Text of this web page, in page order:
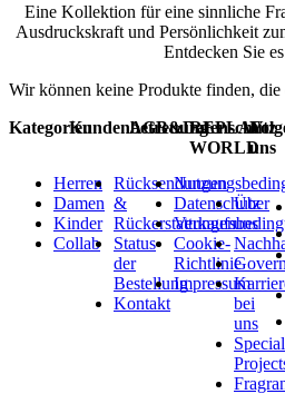
Eine Kollektion für eine sinnliche
Ausdruckskraft und Persönlichkeit
Entdecken Sie
Wir können keine Produkte finden, die
Kategorien
Herren
Damen
Kinder
Collab
Kundenbetreuung
Rücksendungen
&
Rückerstattungen
Status
der
Bestellung
Kontakt
AGB&Datenschutz
Datenschutz
Cookie-
Richtlinie
Impressum
REPLAY
WORLD
Über
uns
bei
uns
Special
uns